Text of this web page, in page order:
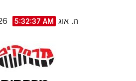
ה. אוג 6th, 2026 5:32:37 AM